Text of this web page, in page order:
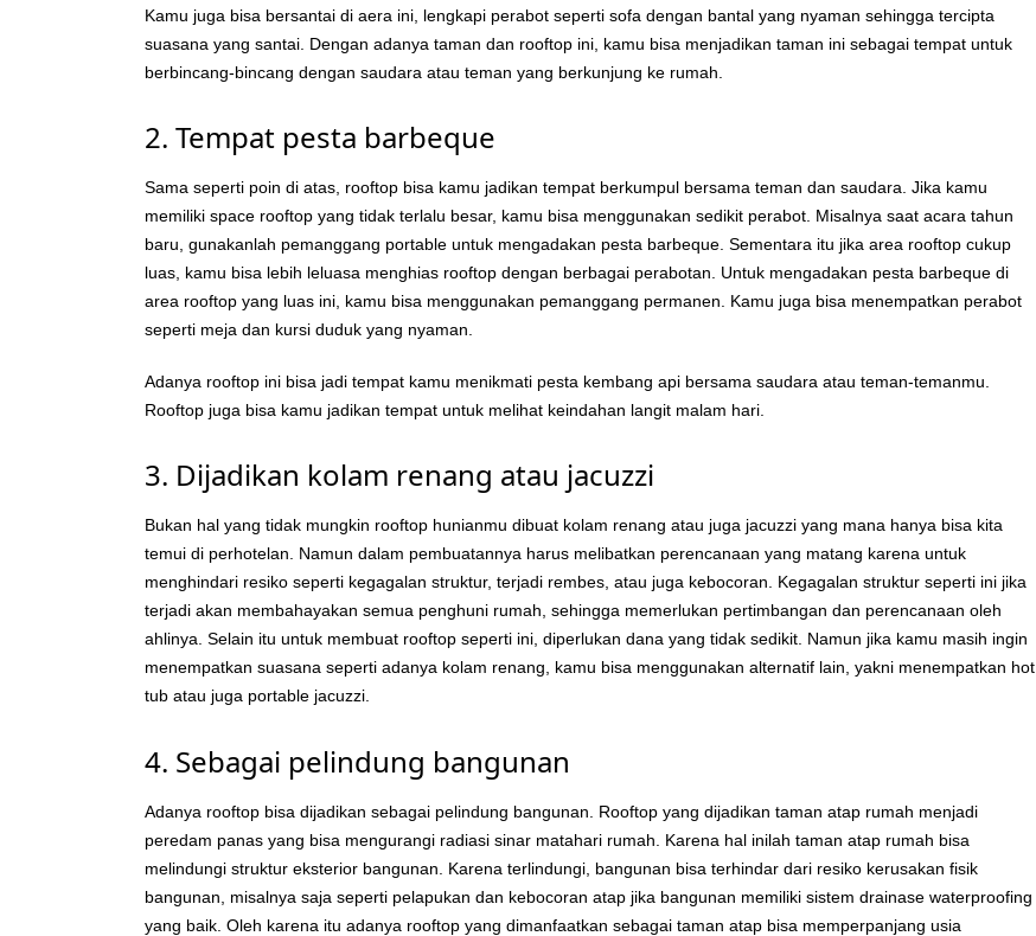
Kamu juga bisa bersantai di aera ini, lengkapi perabot seperti sofa dengan bantal yang nyaman sehingga tercipta
suasana yang santai. Dengan adanya taman dan rooftop ini, kamu bisa menjadikan taman ini sebagai tempat untuk
berbincang-bincang dengan saudara atau teman yang berkunjung ke rumah.
2. Tempat pesta barbeque
Sama seperti poin di atas, rooftop bisa kamu jadikan tempat berkumpul bersama teman dan saudara. Jika kamu
memiliki space rooftop yang tidak terlalu besar, kamu bisa menggunakan sedikit perabot. Misalnya saat acara tahun
baru, gunakanlah pemanggang portable untuk mengadakan pesta barbeque. Sementara itu jika area rooftop cukup
luas, kamu bisa lebih leluasa menghias rooftop dengan berbagai perabotan. Untuk mengadakan pesta barbeque di
area rooftop yang luas ini, kamu bisa menggunakan pemanggang permanen. Kamu juga bisa menempatkan perabot
seperti meja dan kursi duduk yang nyaman.
Adanya rooftop ini bisa jadi tempat kamu menikmati pesta kembang api bersama saudara atau teman-temanmu.
Rooftop juga bisa kamu jadikan tempat untuk melihat keindahan langit malam hari.
3. Dijadikan kolam renang atau jacuzzi
Bukan hal yang tidak mungkin rooftop hunianmu dibuat kolam renang atau juga jacuzzi yang mana hanya bisa kita
temui di perhotelan. Namun dalam pembuatannya harus melibatkan perencanaan yang matang karena untuk
menghindari resiko seperti kegagalan struktur, terjadi rembes, atau juga kebocoran. Kegagalan struktur seperti ini jika
terjadi akan membahayakan semua penghuni rumah, sehingga memerlukan pertimbangan dan perencanaan oleh
ahlinya. Selain itu untuk membuat rooftop seperti ini, diperlukan dana yang tidak sedikit. Namun jika kamu masih ingin
menempatkan suasana seperti adanya kolam renang, kamu bisa menggunakan alternatif lain, yakni menempatkan hot
tub atau juga portable jacuzzi.
4. Sebagai pelindung bangunan
Adanya rooftop bisa dijadikan sebagai pelindung bangunan. Rooftop yang dijadikan taman atap rumah menjadi
peredam panas yang bisa mengurangi radiasi sinar matahari rumah. Karena hal inilah taman atap rumah bisa
melindungi struktur eksterior bangunan. Karena terlindungi, bangunan bisa terhindar dari resiko kerusakan fisik
bangunan, misalnya saja seperti pelapukan dan kebocoran atap jika bangunan memiliki sistem drainase waterproofing
yang baik. Oleh karena itu adanya rooftop yang dimanfaatkan sebagai taman atap bisa memperpanjang usia